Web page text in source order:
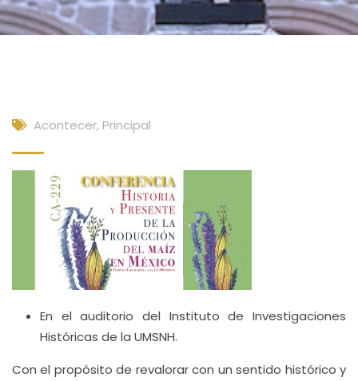
Acontecer, Principal
En el auditorio del Instituto de Investigaciones
Históricas de la UMSNH.
Con el propósito de revalorar con un sentido histórico y